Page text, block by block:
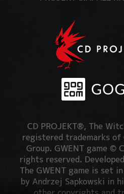
CD PROJEKT®, The
registered trademarks of
Group. GWENT game ©
rights reserved.
The GWENT game is set
by Andrzej Sapkowski in